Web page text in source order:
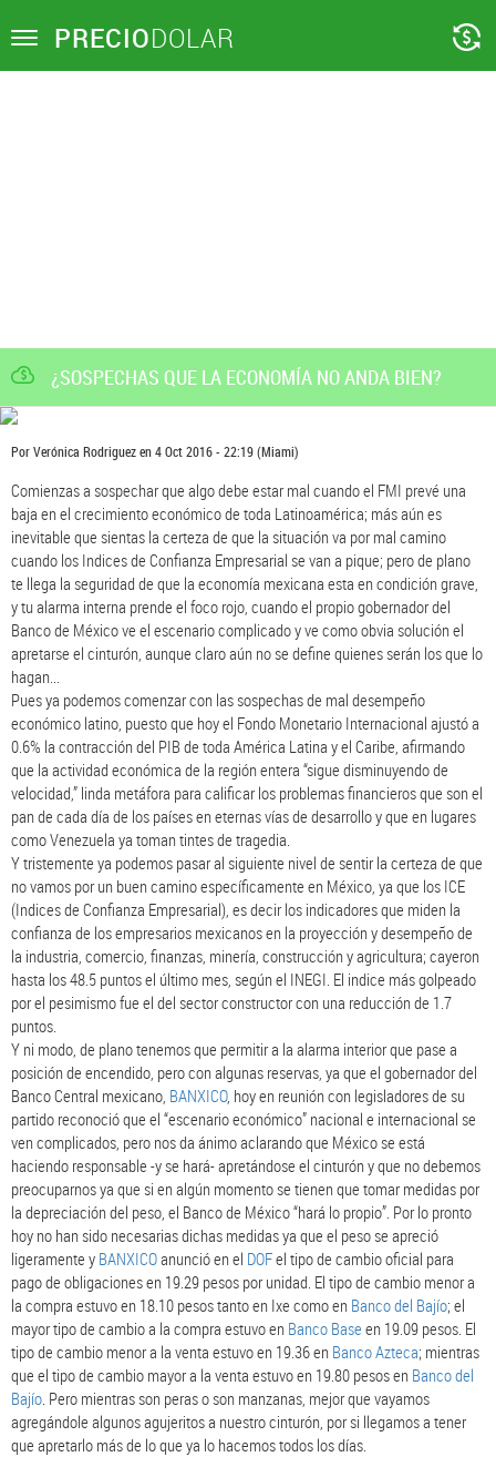
Toggle PRECIODOLAR
¿SOSPECHAS QUE LA ECONOMÍA NO ANDA BIEN?
PorVerónica Rodriguezen4 Oct 2016 - 22:19(Miami)
Comienzas a sospechar que algo debe estar mal cuando el FMI prevé una
baja en el crecimiento económico de toda Latinoamérica; más aún es
inevitable que sientas la certeza de que la situación va por mal camino
cuando los Indices de Confianza Empresarial se van a pique; pero de plano
te llega la seguridad de que la economía mexicana esta en condición grave,
y tu alarma interna prende el foco rojo, cuando el propio gobernador del
Banco de México ve el escenario complicado y ve como obvia solución el
apretarse el cinturón, aunque claro aún no se define quienes serán los que lo
hagan...
Pues ya podemos comenzar con las sospechas de mal desempeño
económico latino, puesto que hoy el Fondo Monetario Internacional ajustó a
0.6% la contracción del PIB de toda América Latina y el Caribe, afirmando
que la actividad económica de la región entera “sigue disminuyendo de
velocidad,” linda metáfora para calificar los problemas financieros que son el
pan de cada día de los países en eternas vías de desarrollo y que en lugares
como Venezuela ya toman tintes de tragedia.
Y tristemente ya podemos pasar al siguiente nivel de sentir la certeza de que
no vamos por un buen camino específicamente en México, ya que los ICE
(Indices de Confianza Empresarial), es decir los indicadores que miden la
confianza de los empresarios mexicanos en la proyección y desempeño de
la industria, comercio, finanzas, minería, construcción y agricultura; cayeron
hasta los 48.5 puntos el último mes, según el INEGI. El indice más golpeado
por el pesimismo fue el del sector constructor con una reducción de 1.7
puntos.
Y ni modo, de plano tenemos que permitir a la alarma interior que pase a
posición de encendido, pero con algunas reservas, ya que el gobernador del
Banco Central mexicano, BANXICO, hoy en reunión con legisladores de su
partido reconoció que el “escenario económico” nacional e internacional se
ven complicados, pero nos da ánimo aclarando que México se está
haciendo responsable -y se hará- apretándose el cinturón y que no debemos
preocuparnos ya que si en algún momento se tienen que tomar medidas por
la depreciación del peso, el Banco de México “hará lo propio”. Por lo pronto
hoy no han sido necesarias dichas medidas ya que el peso se apreció
ligeramente y BANXICOanunció en el DOFel tipo de cambio oficial para
pago de obligaciones en 19.29 pesos por unidad. El tipo de cambio menor a
la compra estuvo en 18.10 pesos tanto en Ixe como en Banco del Bajío; el
mayor tipo de cambio a la compra estuvo en Banco Base en 19.09 pesos. El
tipo de cambio menor a la venta estuvo en 19.36 en Banco Azteca; mientras
que el tipo de cambio mayor a la venta estuvo en 19.80 pesos en Banco del
Bajío. Pero mientras son peras o son manzanas, mejor que vayamos
agregándole algunos agujeritos a nuestro cinturón, por si llegamos a tener
que apretarlo más de lo que ya lo hacemos todos los días.